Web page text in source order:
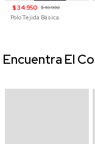
$ 34.950 $ 69.900
Polo Tejida Básica
Encuentra El